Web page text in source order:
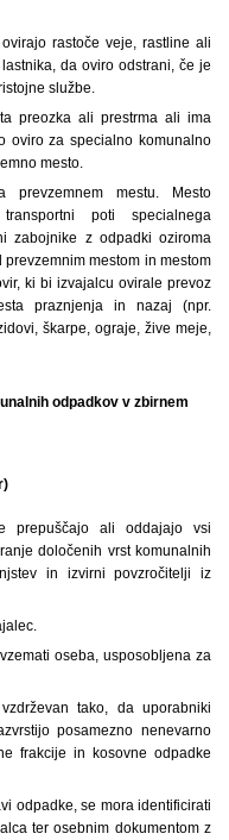
rastoče veje, rastline ali
da oviro odstrani, če je
službe.
preozka ali prestrma ali ima
oviro za specialno komunalno
mesto.
prevzemnem mestu. Mesto
poti specialnega
zabojnike z odpadki oziroma
mestom in mestom
ki bi izvajalcu ovirale prevoz
praznjenja in nazaj (npr.
škarpe, ograje, žive meje,
odpadkov v zbirnem
prepuščajo ali oddajajo vsi
določenih vrst komunalnih
in izvirni povzročitelji iz
oseba, usposobljena za
tako, da uporabniki
posamezno nenevarno
frakcije in kosovne odpadke
odpadke, se mora identificirati
ter osebnim dokumentom z